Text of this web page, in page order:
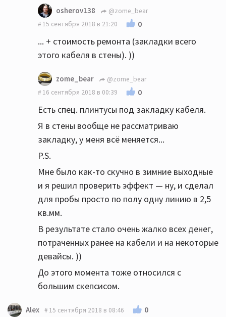
osherov138
@zome_bear
15 сентября 2018 в 21:20
0
... + стоимость ремонта (закладки всего
этого кабеля в стены). ))
zome_bear
@zome_bear
16 сентября 2018 в 00:39
0
Есть спец. плинтусы под закладку кабеля.
Я в стены вообще не рассматриваю
закладку, у меня всё меняется...
P.S.
Мне было как-то скучно в зимние выходные
и я решил проверить эффект — ну, и сделал
для пробы просто по полу одну линию в 2,5
кв.мм.
В результате стало очень жалко всех денег,
потраченных ранее на кабели и на некоторые
девайсы. ))
До этого момента тоже относился с
большим скепсисом.
Alex 15 сентября 2018 в 08:46 0